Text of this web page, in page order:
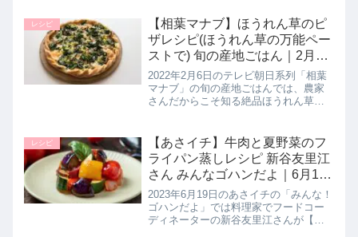
レシピ
【相葉マナブ】ほうれん草のピ
ザレシピ(ほうれん草の万能ペー
ストで) 旬の産地ごはん｜2月6
日
2022年2月6日のテレビ朝日系列「相葉
マナブ」の旬の産地ごはんでは、農家
さんだからこそ知る絶品ほうれん草レ
ます。>>相葉マナブ記事一覧はこちら
まとめ♪最後までご覧いただき...
レシピ
【あさイチ】牛肉と夏野菜のフ
ライパン蒸しレシピ 新谷友里江
さん みんなゴハンだよ｜6月19
日
2023年6月19日のあさイチの「みんな！
ゴハンだよ」では料理家でフードコー
ディネーターの新谷友里江さんが【牛